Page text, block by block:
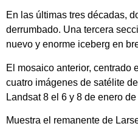
En las últimas tres décadas,
derrumbado. Una tercera
nuevo y enorme iceberg en
El mosaico anterior, centrado
cuatro imágenes de satélite
Landsat 8 el 6 y 8 de enero
Muestra el remanente de